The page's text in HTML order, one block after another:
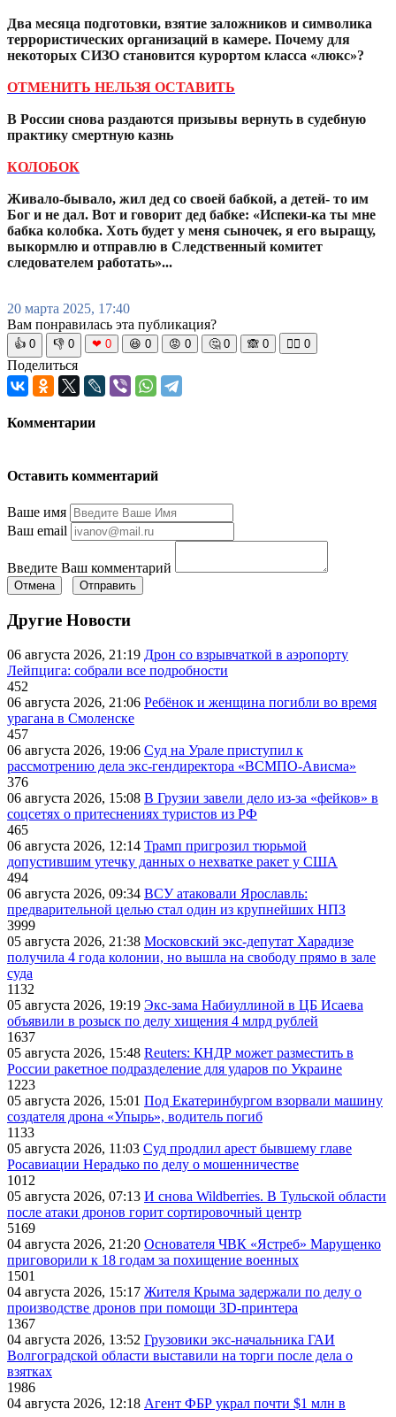
Два месяца подготовки, взятие заложников и символика
террористических организаций в камере. Почему для
некоторых СИЗО становится курортом класса «люкс»?
ОТМЕНИТЬ НЕЛЬЗЯ ОСТАВИТЬ
В России снова раздаются призывы вернуть в судебную
практику смертную казнь
КОЛОБОК
Живало-бывало, жил дед со своей бабкой, а детей- то им
Бог и не дал. Вот и говорит дед бабке: «Испеки-ка ты мне
бабка колобка. Хоть будет у меня сыночек, я его выращу,
выкормлю и отправлю в Следственный комитет
следователем работать»...
20 марта 2025, 17:40
Вам понравилась эта публикация?
👍 0 👎 0 ❤ 0 😆 0 😡 0 🤔 0 🙈 0 🧘‍♀️ 0
Поделиться
Комментарии
Оставить комментарий
Ваше имя
Ваш email
Введите Ваш комментарий
Отмена Отправить
Другие Новости
06 августа 2026, 21:19 Дрон со взрывчаткой в аэропорту
Лейпцига: собрали все подробности
452
06 августа 2026, 21:06 Ребёнок и женщина погибли во время
урагана в Смоленске
457
06 августа 2026, 19:06 Суд на Урале приступил к
рассмотрению дела экс-гендиректора «ВСМПО-Ависма»
376
06 августа 2026, 15:08 В Грузии завели дело из-за «фейков» в
соцсетях о притеснениях туристов из РФ
465
06 августа 2026, 12:14 Трамп пригрозил тюрьмой
допустившим утечку данных о нехватке ракет у США
494
06 августа 2026, 09:34 ВСУ атаковали Ярославль:
предварительной целью стал один из крупнейших НПЗ
3999
05 августа 2026, 21:38 Московский экс-депутат Харадизе
получила 4 года колонии, но вышла на свободу прямо в зале
суда
1132
05 августа 2026, 19:19 Экс-зама Набиуллиной в ЦБ Исаева
объявили в розыск по делу хищения 4 млрд рублей
1637
05 августа 2026, 15:48 Reuters: КНДР может разместить в
России ракетное подразделение для ударов по Украине
1223
05 августа 2026, 15:01 Под Екатеринбургом взорвали машину
создателя дрона «Упырь», водитель погиб
1133
05 августа 2026, 11:03 Суд продлил арест бывшему главе
Росавиации Нерадько по делу о мошенничестве
1012
05 августа 2026, 07:13 И снова Wildberries. В Тульской области
после атаки дронов горит сортировочный центр
5169
04 августа 2026, 21:20 Основателя ЧВК «Ястреб» Марущенко
приговорили к 18 годам за похищение военных
1501
04 августа 2026, 15:17 Жителя Крыма задержали по делу о
производстве дронов при помощи 3D‑принтера
1367
04 августа 2026, 13:52 Грузовики экс-начальника ГАИ
Волгоградской области выставили на торги после дела о
взятках
1986
04 августа 2026, 12:18 Агент ФБР украл почти $1 млн в